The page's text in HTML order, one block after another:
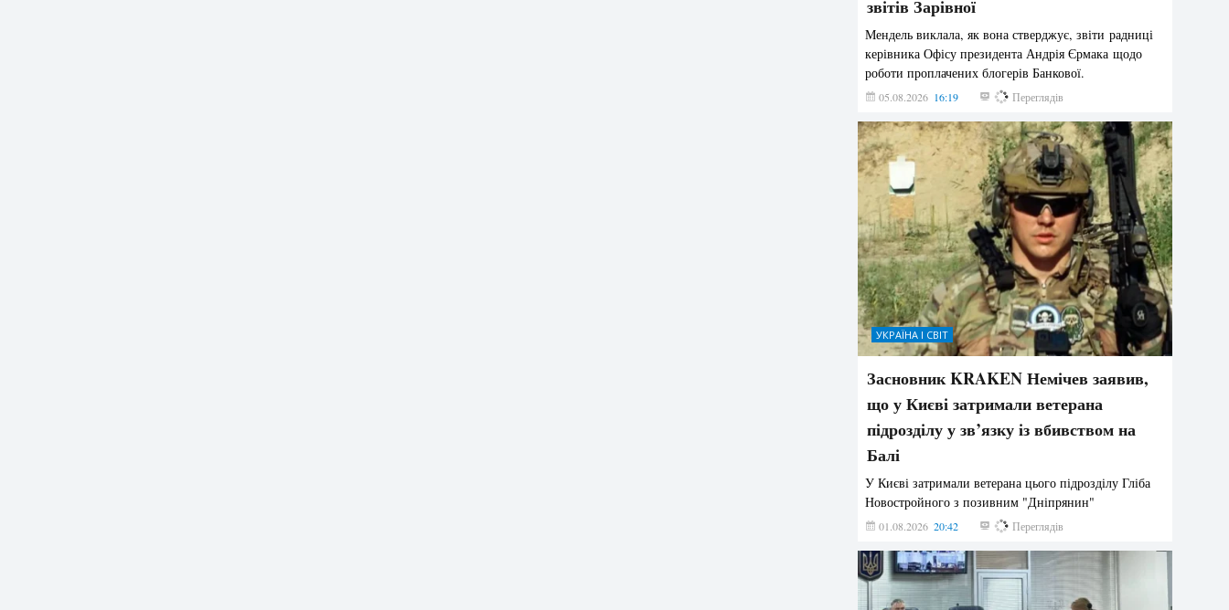
звітів Зарівної
Мендель виклала, як вона стверджує, звіти радниці
керівника Офісу президента Андрія Єрмака щодо
роботи проплачених блогерів Банкової.
05.08.2026 16:19 173 Переглядів
УКРАЇНА І СВІТ
Засновник KRAKEN Немічев заявив,
що у Києві затримали ветерана
підрозділу у зв’язку із вбивством на
Балі
У Києві затримали ветерана цього підрозділу Гліба
Новостройного з позивним "Дніпрянин"
01.08.2026 20:42 170 Переглядів